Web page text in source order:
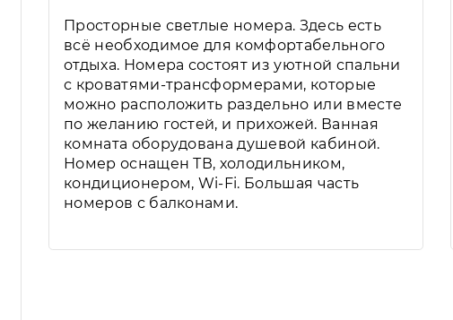
Просторные светлые номера. Здесь есть
всё необходимое для комфортабельного
отдыха. Номера состоят из уютной спальни
с кроватями-трансформерами, которые
можно расположить раздельно или вместе
по желанию гостей, и прихожей. Ванная
комната оборудована душевой кабиной.
Номер оснащен ТВ, холодильником,
кондиционером, Wi-Fi. Большая часть
номеров с балконами.